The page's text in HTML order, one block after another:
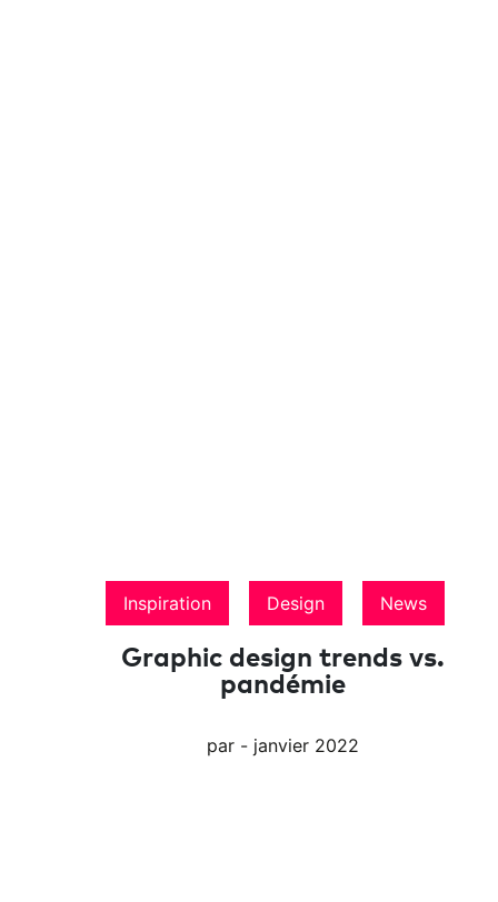
Inspiration Design News
Graphic design trends vs.
pandémie
par - janvier 2022